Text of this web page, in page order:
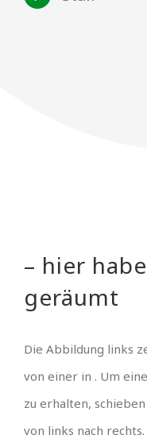
– hier
geräumt
Die Abbildung links
von einer in . Um
zu erhalten,
von links nach